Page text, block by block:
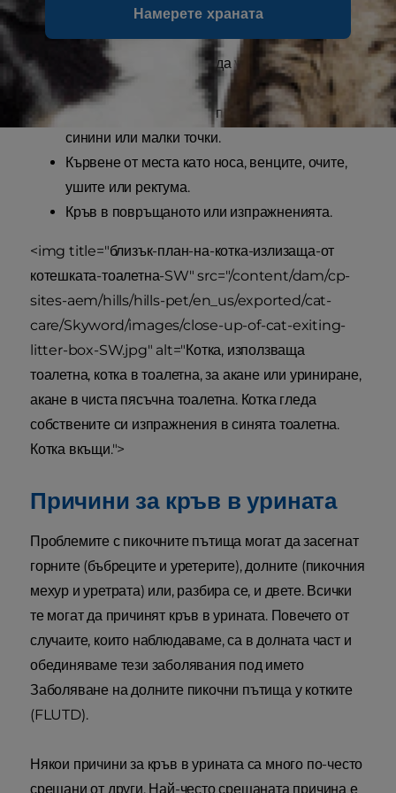
Намерете храната
Случаи на уриниране извън котешката
тоалетна.
Невъзможност изобщо да уринира (спешна
медицинска помощ).
Посиняване на кожата под формата на явни
синини или малки точки.
Кървене от места като носа, венците, очите,
ушите или ректума.
Кръв в повръщаното или изпражненията.
<img title="близък-план-на-котка-излизаща-от
котешката-тоалетна-SW" src="/content/dam/cp-
sites-aem/hills/hills-pet/en_us/exported/cat-
care/Skyword/images/close-up-of-cat-exiting-
litter-box-SW.jpg" alt="Котка, използваща
тоалетна, котка в тоалетна, за акане или уриниране,
акане в чиста пясъчна тоалетна. Котка гледа
собствените си изпражнения в синята тоалетна.
Котка вкъщи.">
Причини за кръв в урината
Проблемите с пикочните пътища могат да засегнат
горните (бъбреците и уретерите), долните (пикочния
мехур и уретрата) или, разбира се, и двете. Всички
те могат да причинят кръв в урината. Повечето от
случаите, които наблюдаваме, са в долната част и
обединяваме тези заболявания под името
Заболяване на долните пикочни пътища у котките
(FLUTD).
Някои причини за кръв в урината са много по-често
срещани от други. Най-често срещаната причина е